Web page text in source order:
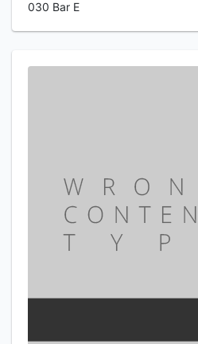
030 Bar E